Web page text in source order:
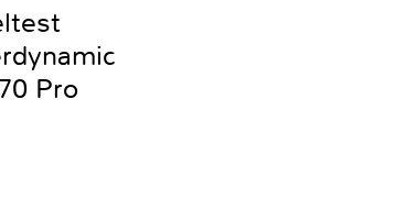
Pro